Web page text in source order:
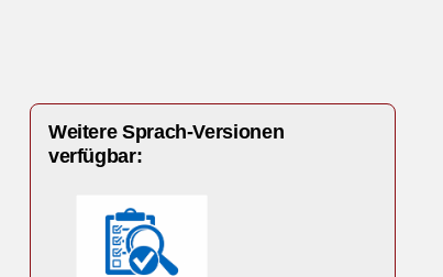
Weitere Sprach-Versionen
verfügbar: